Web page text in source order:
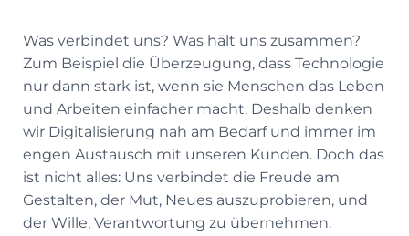
Was verbindet uns? Was hält uns zusammen?
Zum Beispiel die Überzeugung, dass Technologie
nur dann stark ist, wenn sie Menschen das Leben
und Arbeiten einfacher macht. Deshalb denken
wir Digitalisierung nah am Bedarf und immer im
engen Austausch mit unseren Kunden. Doch das
ist nicht alles: Uns verbindet die Freude am
Gestalten, der Mut, Neues auszuprobieren, und
der Wille, Verantwortung zu übernehmen.